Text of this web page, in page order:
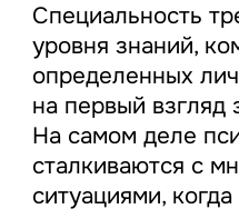
Специальность
уровня знаний,
определенных
на первый взгляд
На самом деле
сталкиваются с
ситуациями,